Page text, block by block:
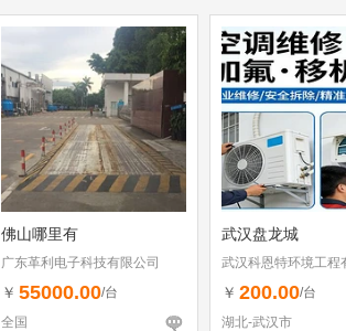
佛山哪里有
广东革利电子科技有限公司
￥ 55000.00/台
全国
武汉盘龙城
武汉科恩特环境工程
￥ 200.00/台
湖北-武汉市